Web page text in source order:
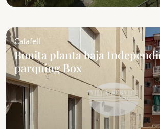
Calafell
Bonita planta baja
parquing Box